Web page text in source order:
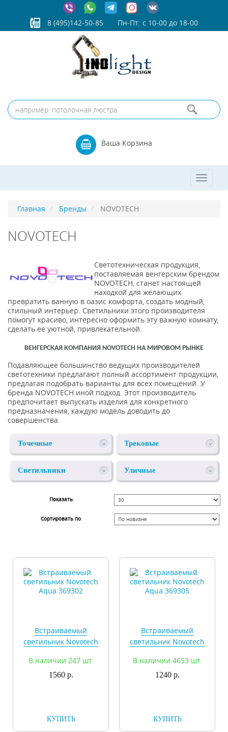
8 (495)142-50-85 Пн-Пт: с 10-00 до 18-00
Ваша Корзина
Toggle
Главная Бренды NOVOTECH
NOVOTECH
Светотехническая продукция,
поставляемая венгерским брендом
NOVOTECH, станет настоящей
находкой для желающих
превратить ванную в оазис комфорта, создать модный,
стильный интерьер. Светильники этого производителя
помогут красиво, интересно оформить эту важную комнату,
сделать ее уютной, привлекательной.
ВЕНГЕРСКАЯ КОМПАНИЯ NOVOTECH НА МИРОВОМ РЫНКЕ
Подавляющее большинство ведущих производителей
светотехники предлагают полный ассортимент продукции,
предлагая подобрать варианты для всех помещений. У
бренда NOVOTECH иной подход. Этот производитель
предпочитает выпускать изделия для конкретного
предназначения, каждую модель доводить до
совершенства.
Точечные Трековые
Светильники Уличные
Показать
Сортировать по
Встраиваемый
светильник Novotech
В наличии 247 шт.
1560 р.
КУПИТЬ
Встраиваемый
светильник Novotech
В наличии 4653 шт.
1240 р.
КУПИТЬ